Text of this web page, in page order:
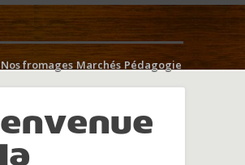
Nos fromages Marchés Pédagogie